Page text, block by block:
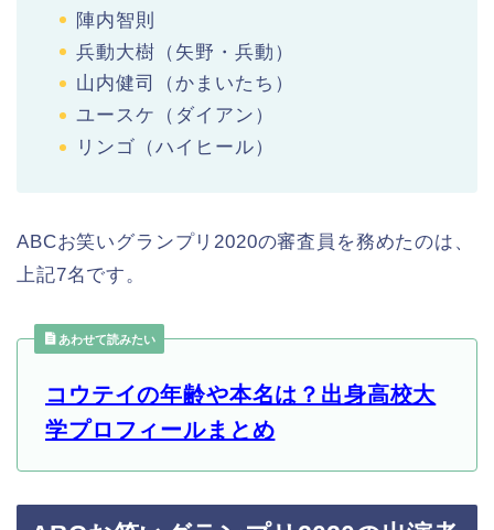
陣内智則
兵動大樹（矢野・兵動）
山内健司（かまいたち）
ユースケ（ダイアン）
リンゴ（ハイヒール）
ABCお笑いグランプリ2020の審査員を務めたのは、
上記7名です。
あわせて読みたい
コウテイの年齢や本名は？出身高校大
学プロフィールまとめ